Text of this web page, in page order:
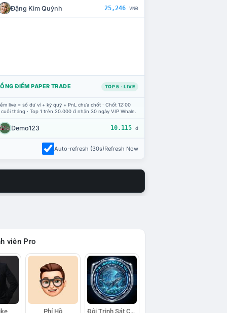
Đặng Kim Quỳnh 25,246 VNĐ
ĐIỂM PAPER TRADE TOP 5 · LIVE
live = số dư ví + ký quỹ + PnL chưa chốt · Chốt 12:00
tháng · Top 1 trên 20.000 đ nhận 30 ngày VIP Whale.
Demo123 10.115 đ
Auto-refresh (30s)Refresh Now
viên Pro
Phí Hồ Đội Trinh Sát Cá Voi